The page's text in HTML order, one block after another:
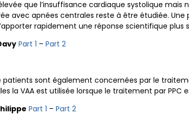
que l’insuffisance cardiaque systolique mais
avec apnées centrales reste à être étudiée.
rapidement une réponse scientifique plus
Part 1 – Part 2
patients sont également concernées par le
la VAA est utilisée lorsque le traitement par PPC
Part 1 – Part 2